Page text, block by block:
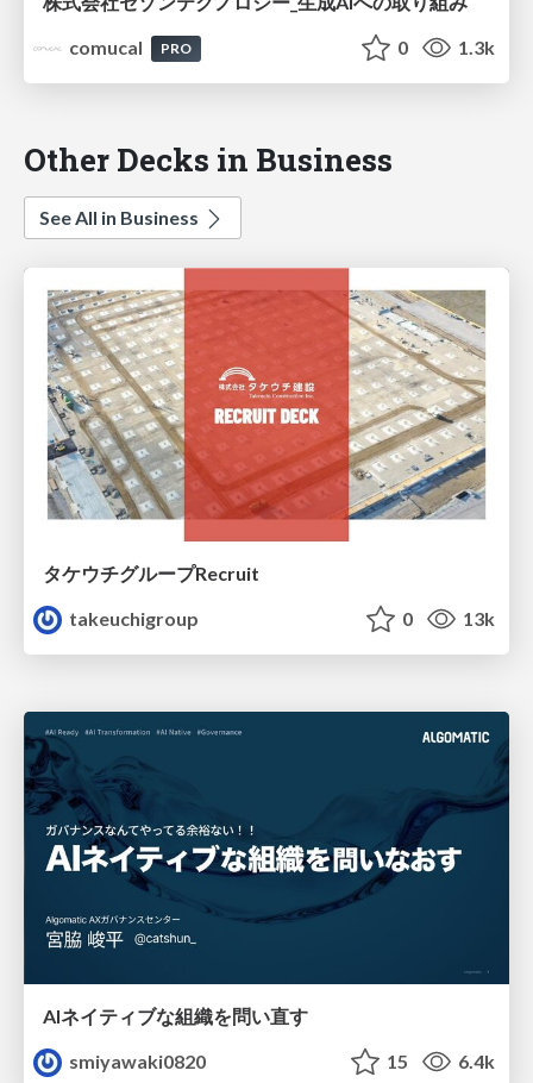
comucal
PRO 0 1.3k
Other Decks in Business
See All in Business
タケウチグループRecruit
takeuchigroup
0 13k
AIネイティブな組織を問い直す
smiyawaki0820
15 6.4k